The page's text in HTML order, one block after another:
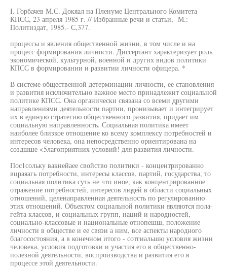
I. Горбачев М.С. Докяал на Пленуме Центрального Комитета
КПСС, 23 апреля 1985 г. // Избранные речи и статьи,- М.:
Политиздат, 1985.- С,377.
процессы и явления общественной жизни, в том числе и на
процесс формирования личности. Диссертант характеризует роль
экономической, культурной, военной и других видов политики
КПСС в формировании и развитии личности офицера. *
В системе общественной детерминации личности, ее становления
и развития исключительно важное место принадлежит социальной
политике КПСС. Она органически связана со всеми другими
направлениями деятельности партии, пронизывает и интегрирует
их в единую стратегию общественного развития, придает им
социальную направленность. Социальная политика имеет
наиболее близкое отношение ко всему комплексу потребностей и
интересов человека, она непосредственно ориентирована на
создшше <5лагоприятних условий! для развития личности.
Пос1сольку вакнейаее свойство политики - концентрированно
вцраяагь потребности, интересы классов, партий, государства, то
социальная политика суть не что иное, как концентрированное
отражение потребностей, интересов людей в области социальных
отношений, целенаправленная деятельность по регулированию
этих отношений. Объектом социальной политики являются пола-
гейта классов, и социальных групп, наций и народностей,
социально-классовые и национальные отнопешш, положение
личности в обществе и ее связи а ним, все аспекты народного
благосостояния, а в конечном итого - сотгиальшю условия жизни
человека, условия подготовки и участия его в общественно-
полезной деятельности, воспроизводства и развития его в
процессе этой деятельности.